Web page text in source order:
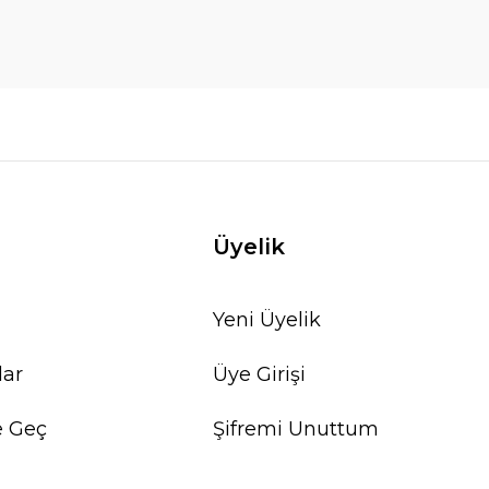
Geç
Üyelik
Yeni Üyelik
Üye Girişi
Şifremi Unuttum